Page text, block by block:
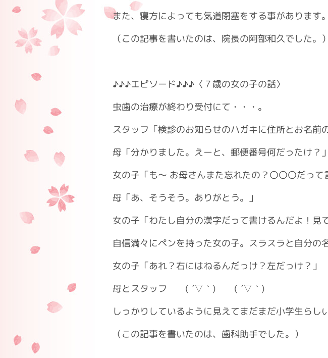
また、寝方によっても気道閉塞をする事があります
（この記事を書いたのは、院長の阿部和久でした。）
♪♪♪エピソード♪♪♪〈７歳の女の子の話〉
虫歯の治療が終わり受付にて・・・。
スタッフ「検診のお知らせのハガキに住所とお名前
母「分かりました。えーと、郵便番号何だったけ？」
女の子「も～ お母さんまた忘れたの？〇〇〇だって
母「あ、そうそう。ありがとう。」
女の子「わたし自分の漢字だって書けるんだよ！見
自信満々にペンを持った女の子。スラスラと自分の
女の子「あれ？右にはねるんだっけ？左だっけ？」
母とスタッフ ( ´▽｀) ( ´▽｀)
しっかりしているように見えてまだまだ小学生ら
（この記事を書いたのは、歯科助手でした。）